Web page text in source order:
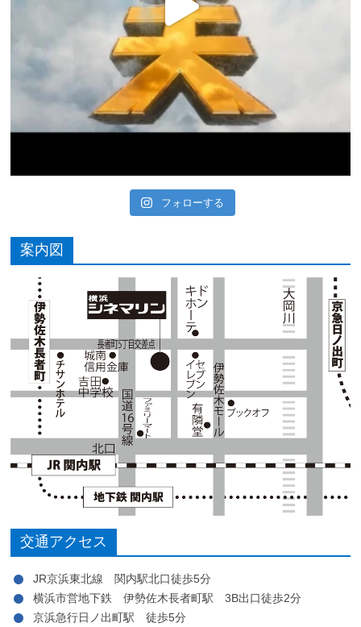
フォローする
案内図
交通アクセス
JR京浜東北線 関内駅北口徒歩5分
横浜市営地下鉄 伊勢佐木長者町駅 3B出口徒歩2分
京浜急行日ノ出町駅 徒歩5分